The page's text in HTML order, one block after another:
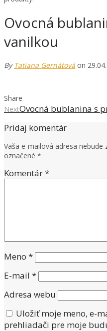
Ovocná
vanilkou
By Tatiana Gernátová on
Share
NextOvocná bublanina s
Pridaj komentár
Vaša e-mailová adresa nebude
označené *
Komentár*
Meno *
E-mail *
Adresa webu
Uložiť moje meno, e-
prehliadači pre moje